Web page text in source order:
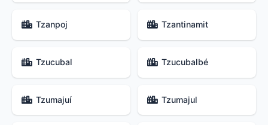
Tzanpoj Tzantinamit
Tzucubal Tzucubalbé
Tzumajuí Tzumajul